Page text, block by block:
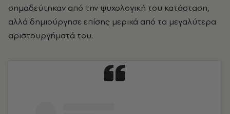
σημαδεύτηκαν από την ψυχολογική του κατάσταση,
αλλά δημιούργησε επίσης μερικά από τα μεγαλύτερα
αριστουργήματά του.